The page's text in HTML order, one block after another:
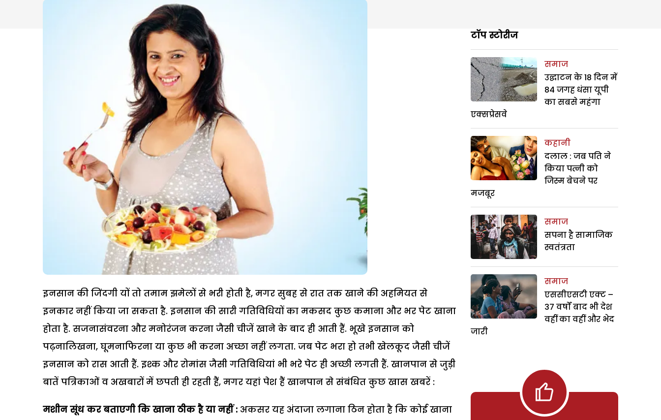
इनसान की जिंदगी यों तो तमाम झमेलों से भरी होती है, मगर सुबह से रात तक खाने की अहमियत से
इनकार नहीं किया जा सकता है. इनसान की सारी गतिविधियों का मकसद कुछ कमाना और भर पेट खाना
होता है. सजनासंवरना और मनोरंजन करना जैसी चीजें खाने के बाद ही आती हैं. भूखे इनसान को
पढ़नालिखना, घूमनाफिरना या कुछ भी करना अच्छा नहीं लगता. जब पेट भरा हो तभी खेलकूद जैसी चीजें
इनसान को रास आती हैं. इश्क और रोमांस जैसी गतिविधियां भी भरे पेट ही अच्छी लगती हैं. खानपान से जुड़ी
बातें पत्रिकाओं व अखबारों में छपती ही रहती हैं, मगर यहां पेश हैं खानपान से संबंधित कुछ खास खबरें :
मशीन सूंध कर बताएगी कि खाना ठीक है या नहीं: अकसर यह अंदाजा लगाना ठिन होता है कि कोई खाना
टॉप स्टोरीज
समाज
उद्घाटन के 18 दिन में
84 जगह धंसा यूपी
का सबसे महंगा
एक्सप्रेसवे
कहानी
दलाल : जब पति ने
किया पत्नी को
जिस्म बेचने पर
मजबूर
समाज
सपना है सामाजिक
स्वतंत्रता
समाज
एससीएसटी एक्ट –
37 वर्षों बाद भी देश
वहीं का वहीं और भेद
जारी